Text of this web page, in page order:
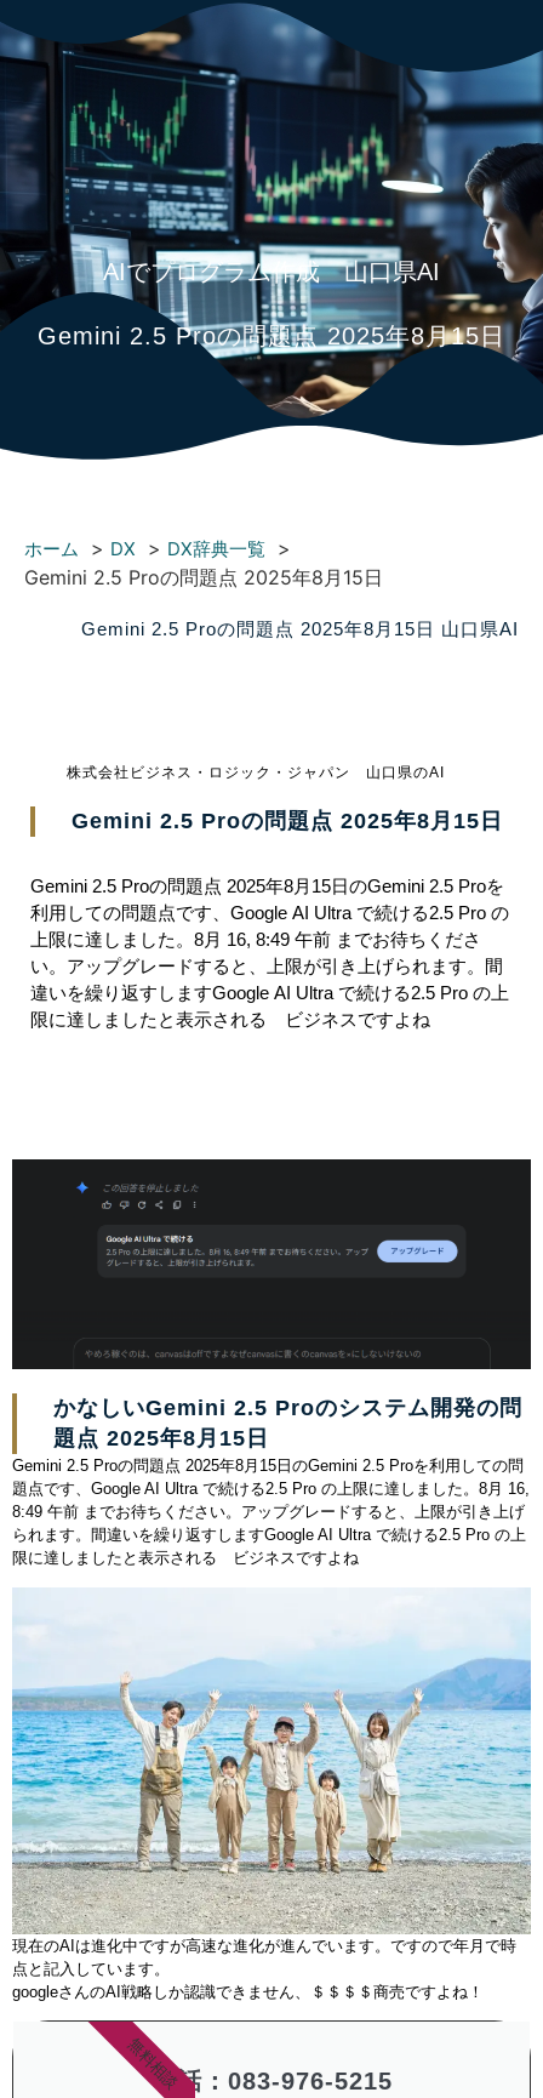
AIでプログラム作成 山口県AI
Gemini 2.5 Proの問題点 2025年8月15日
ホーム DX DX辞典一覧
Gemini 2.5 Proの問題点 2025年8月15日
Gemini 2.5 Proの問題点 2025年8月15日 山口県AI
株式会社ビジネス・ロジック・ジャパン 山口県のAI
Gemini 2.5 Proの問題点 2025年8月15日
Gemini 2.5 Proの問題点 2025年8月15日のGemini 2.5 Proを
利用しての問題点です、Google AI Ultra で続ける2.5 Pro の
上限に達しました。8月 16, 8:49 午前 までお待ちくださ
い。アップグレードすると、上限が引き上げられます。間
違いを繰り返すしますGoogle AI Ultra で続ける2.5 Pro の上
限に達しましたと表示される ビジネスですよね
かなしいGemini 2.5 Proのシステム開発の問
題点 2025年8月15日
Gemini 2.5 Proの問題点 2025年8月15日のGemini 2.5 Proを利用しての問
題点です、Google AI Ultra で続ける2.5 Pro の上限に達しました。8月 16,
8:49 午前 までお待ちください。アップグレードすると、上限が引き上げ
られます。間違いを繰り返すしますGoogle AI Ultra で続ける2.5 Pro の上
限に達しましたと表示される ビジネスですよね
現在のAIは進化中ですが高速な進化が進んでいます。ですので年月で時
点と記入しています。
googleさんのAI戦略しか認識できません、＄＄＄＄商売ですよね！
電話：083-976-5215
無料相談